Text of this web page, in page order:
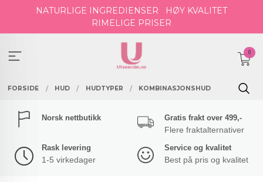
NATURLIGE INGREDIENSER
HØY KVALITET
RIMELIGE PRISER
0
FORSIDE HUD HUDTYPER KOMBINASJONSHUD
Norsk nettbutikk Gratis frakt over 499,-
Flere fraktalternativer
Rask levering
1-5 virkedager
Service og kvalitet
Best på pris og kvalitet